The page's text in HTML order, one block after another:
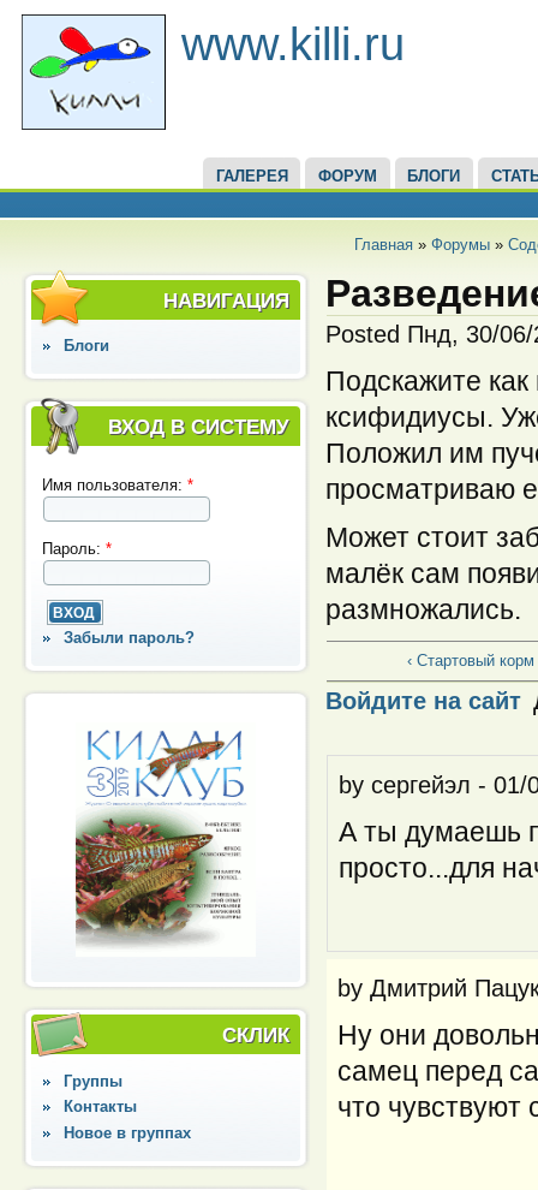
www.killi.ru
ГАЛЕРЕЯ ФОРУМ БЛОГИ
Главная» Форумы»
НАВИГАЦИЯ
Блоги
ВХОД В СИСТЕМУ
Имя пользователя:*
Пароль:*
Забыли пароль?
СКЛИК
Группы
Контакты
Новое в группах
Posted Пнд, 30/
Подскажите
ксифидиусы.
Положил им
просматриваю
Может стоит
малёк сам
размножались.
‹ Стартовый
Войдите на сайт
byсергейэл -01/
А ты думаешь
просто...для
byДмитрий
Ну они
самец перед
что